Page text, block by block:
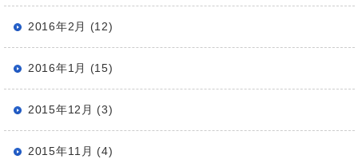
2016年2月 (12)
2016年1月 (15)
2015年12月 (3)
2015年11月 (4)